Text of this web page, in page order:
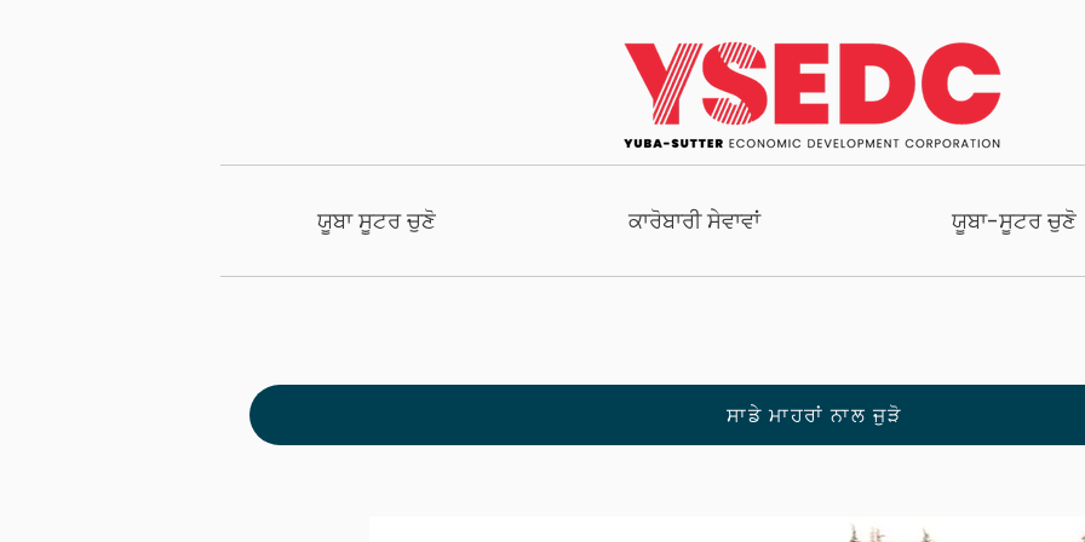
ਯੂਬਾ ਸੂਟਰ ਚੁਣੋ ਕਾਰੋਬਾਰੀ ਸੇਵਾਵਾਂ ਯੂਬਾ-ਸੂਟਰ ਚੁਣੋ
ਸਾਡੇ ਮਾਹਰਾਂ ਨਾਲ ਜੁੜੋ